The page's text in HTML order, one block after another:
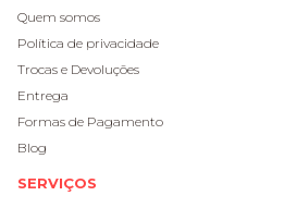
Quem somos
Política de privacidade
Trocas e Devoluções
Entrega
Formas de Pagamento
Blog
SERVIÇOS